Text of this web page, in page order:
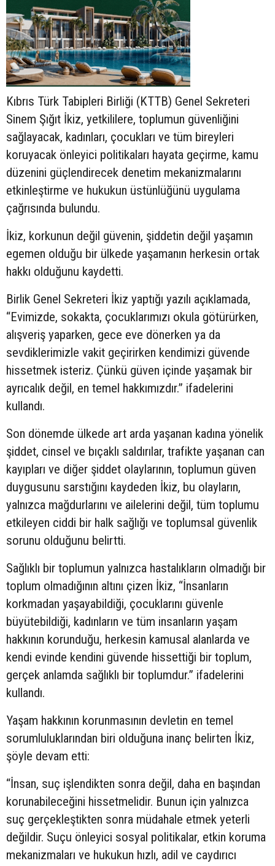
Kıbrıs Türk Tabipleri Birliği (KTTB) Genel Sekreteri
Sinem Şığıt İkiz, yetkililere, toplumun güvenliğini
sağlayacak, kadınları, çocukları ve tüm bireyleri
koruyacak önleyici politikaları hayata geçirme, kamu
düzenini güçlendirecek denetim mekanizmalarını
etkinleştirme ve hukukun üstünlüğünü uygulama
çağrısında bulundu.
İkiz, korkunun değil güvenin, şiddetin değil yaşamın
egemen olduğu bir ülkede yaşamanın herkesin ortak
hakkı olduğunu kaydetti.
Birlik Genel Sekreteri İkiz yaptığı yazılı açıklamada,
“Evimizde, sokakta, çocuklarımızı okula götürürken,
alışveriş yaparken, gece eve dönerken ya da
sevdiklerimizle vakit geçirirken kendimizi güvende
hissetmek isteriz. Çünkü güven içinde yaşamak bir
ayrıcalık değil, en temel hakkımızdır.” ifadelerini
kullandı.
Son dönemde ülkede art arda yaşanan kadına yönelik
şiddet, cinsel ve bıçaklı saldırılar, trafikte yaşanan can
kayıpları ve diğer şiddet olaylarının, toplumun güven
duygusunu sarstığını kaydeden İkiz, bu olayların,
yalnızca mağdurlarını ve ailelerini değil, tüm toplumu
etkileyen ciddi bir halk sağlığı ve toplumsal güvenlik
sorunu olduğunu belirtti.
Sağlıklı bir toplumun yalnızca hastalıkların olmadığı bir
toplum olmadığının altını çizen İkiz, “İnsanların
korkmadan yaşayabildiği, çocuklarını güvenle
büyütebildiği, kadınların ve tüm insanların yaşam
hakkının korunduğu, herkesin kamusal alanlarda ve
kendi evinde kendini güvende hissettiği bir toplum,
gerçek anlamda sağlıklı bir toplumdur.” ifadelerini
kullandı.
Yaşam hakkının korunmasının devletin en temel
sorumluluklarından biri olduğuna inanç belirten İkiz,
şöyle devam etti:
“İnsan, suç işlendikten sonra değil, daha en başından
korunabileceğini hissetmelidir. Bunun için yalnızca
suç gerçekleştikten sonra müdahale etmek yeterli
değildir. Suçu önleyici sosyal politikalar, etkin koruma
mekanizmaları ve hukukun hızlı, adil ve caydırıcı